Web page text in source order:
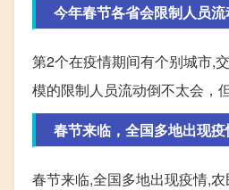
今年春节各省会限制人员
第2个在疫情期间有个别城市,
模的限制人员流动倒不太会，
春节来临，全国多地出现
春节来临,全国多地出现疫情,